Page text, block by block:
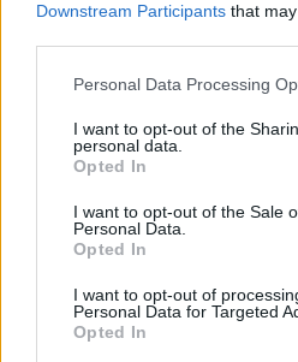
Downstream Participants that
Please note that this website/app
not limited to your visit or usage
grant or deny consent to Google
use your data for below specified
consent section.
Personal Data Processing
I want to opt-out of the
personal data.
Opted In
I want to opt-out of the Sale
Personal Data.
Opted In
I want to opt-out of
Personal Data for Targeted
Opted In
Riporter: - Mit kíván az
Semmit.Riporter: - Nem úgy
kívánni?Riportalany: - Mert
azt mondjuk, hogy
nem kívánjuk, csak
hogy jó étvágyat kívánok.…
Csaba bácsi
Kultstáb•2018. október 14.
Csaba bácsi találkozik a jó
hogy teljesíti egy